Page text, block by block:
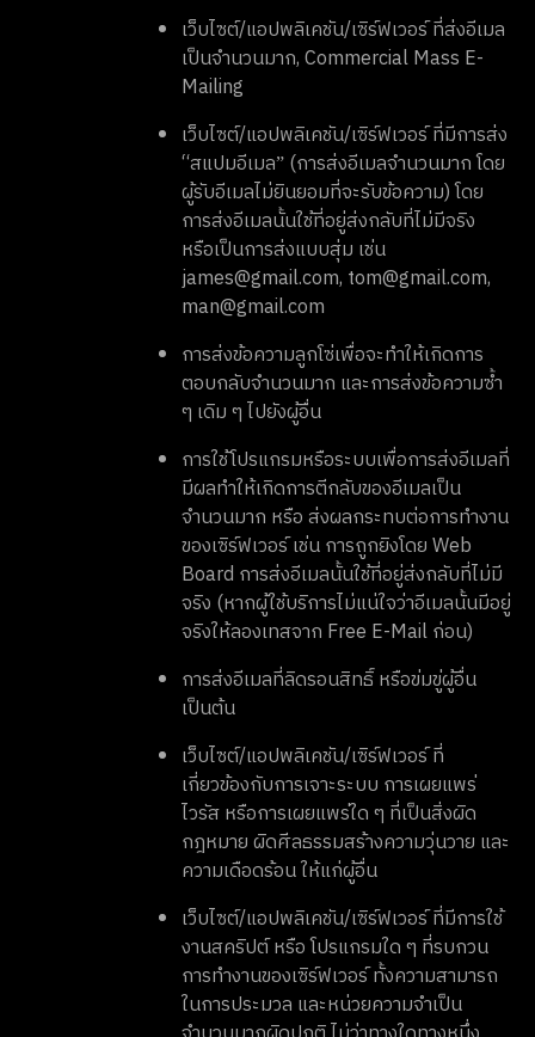
เว็บไซต์/แอปพลิเคชัน/เซิร์ฟเวอร์ ที่ส่งอีเมล
เป็นจำนวนมาก, Commercial Mass E-
Mailing
เว็บไซต์/แอปพลิเคชัน/เซิร์ฟเวอร์ ที่มีการส่ง
“สแปมอีเมลˮ (การส่งอีเมลจำนวนมาก โดย
ผู้รับอีเมลไม่ยินยอมที่จะรับข้อความ) โดย
การส่งอีเมลนั้นใช้ที่อยู่ส่งกลับที่ไม่มีจริง
หรือเป็นการส่งแบบสุ่ม เช่น
james@gmail.com, tom@gmail.com,
man@gmail.com
การส่งข้อความลูกโซ่เพื่อจะทำให้เกิดการ
ตอบกลับจำนวนมาก และการส่งข้อความซ้ำ
ๆ เดิม ๆ ไปยังผู้อื่น
การใช้โปรแกรมหรือระบบเพื่อการส่งอีเมลที่
มีผลทำให้เกิดการตีกลับของอีเมลเป็น
จำนวนมาก หรือ ส่งผลกระทบต่อการทำงาน
ของเซิร์ฟเวอร์ เช่น การถูกยิงโดย Web
Board การส่งอีเมลนั้นใช้ที่อยู่ส่งกลับที่ไม่มี
จริง (หากผู้ใช้บริการไม่แน่ใจว่าอีเมลนั้นมีอยู่
จริงให้ลองเทสจาก Free E-Mail ก่อน)
การส่งอีเมลที่ลิดรอนสิทธิ์ หรือข่มขู่ผู้อื่น
เป็นต้น
เว็บไซต์/แอปพลิเคชัน/เซิร์ฟเวอร์ ที่
เกี่ยวข้องกับการเจาะระบบ การเผยแพร่
ไวรัส หรือการเผยแพร่ใด ๆ ที่เป็นสิ่งผิด
กฎหมาย ผิดศีลธรรมสร้างความวุ่นวาย และ
ความเดือดร้อน ให้แก่ผู้อื่น
เว็บไซต์/แอปพลิเคชัน/เซิร์ฟเวอร์ ที่มีการใช้
งานสคริปต์ หรือ โปรแกรมใด ๆ ที่รบกวน
การทำงานของเซิร์ฟเวอร์ ทั้งความสามารถ
ในการประมวล และหน่วยความจำเป็น